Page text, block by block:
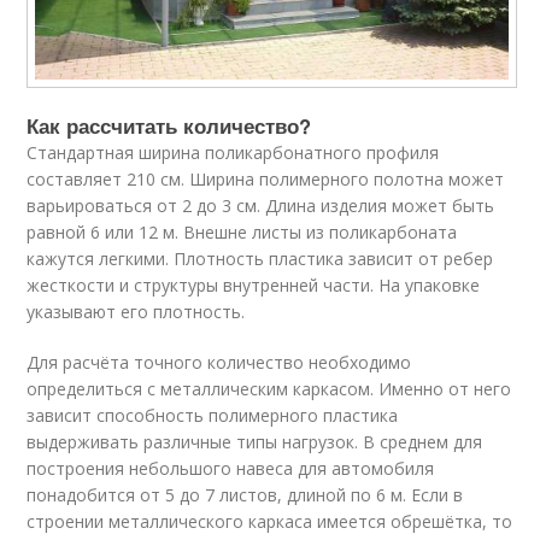
Как рассчитать количество?
Стандартная ширина поликарбонатного профиля
составляет 210 см. Ширина полимерного полотна может
варьироваться от 2 до 3 см. Длина изделия может быть
равной 6 или 12 м. Внешне листы из поликарбоната
кажутся легкими. Плотность пластика зависит от ребер
жесткости и структуры внутренней части. На упаковке
указывают его плотность.
Для расчёта точного количество необходимо
определиться с металлическим каркасом. Именно от него
зависит способность полимерного пластика
выдерживать различные типы нагрузок. В среднем для
построения небольшого навеса для автомобиля
понадобится от 5 до 7 листов, длиной по 6 м. Если в
строении металлического каркаса имеется обрешётка, то